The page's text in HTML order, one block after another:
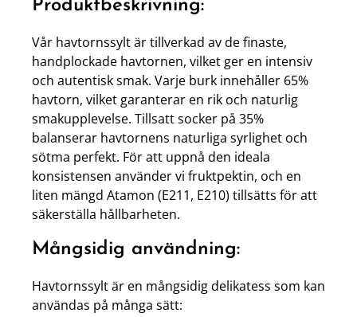
Produktbeskrivning:
Vår havtornssylt är tillverkad av de finaste,
handplockade havtornen, vilket ger en intensiv
och autentisk smak. Varje burk innehåller 65%
havtorn, vilket garanterar en rik och naturlig
smakupplevelse. Tillsatt socker på 35%
balanserar havtornens naturliga syrlighet och
sötma perfekt. För att uppnå den ideala
konsistensen använder vi fruktpektin, och en
liten mängd Atamon (E211, E210) tillsätts för att
säkerställa hållbarheten.
Mångsidig användning:
Havtornssylt är en mångsidig delikatess som kan
användas på många sätt: